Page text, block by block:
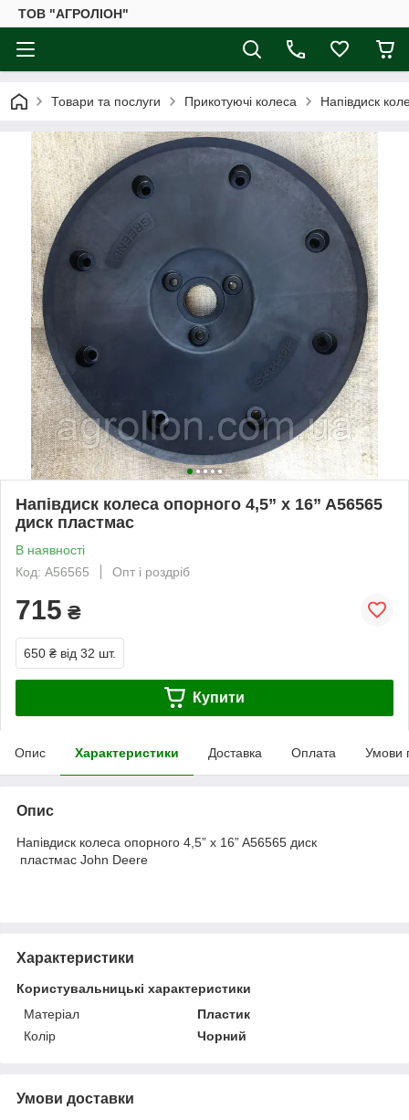
ТОВ "АГРОЛІОН"
Товари та послуги Прикотуючі колеса Напівдиск
Напівдиск колеса опорного 4,5” x 16” A56565
диск пластмас
В наявності
Код: A56565
Опт і роздріб
715 ₴
650 ₴ від 32 шт.
Купити
Опис Характеристики Доставка Оплата Умови
Опис
Напівдиск колеса опорного 4,5” x 16” A56565 диск
пластмас John Deere
Характеристики
Користувальницькі характеристики
Матеріал
Пластик
Колір
Чорний
Умови доставки